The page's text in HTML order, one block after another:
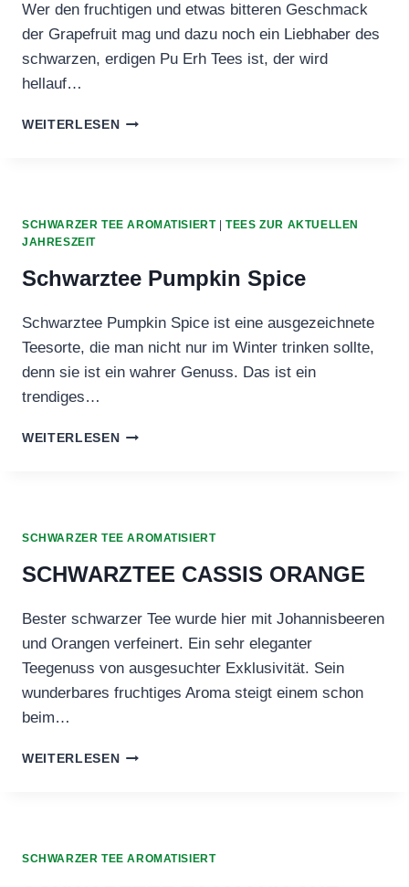
Wer den fruchtigen und etwas bitteren Geschmack
der Grapefruit mag und dazu noch ein Liebhaber des
schwarzen, erdigen Pu Erh Tees ist, der wird
hellauf…
WEITERLESENPU
SCHWARZER TEE AROMATISIERT|TEES ZUR AKTUELLEN
JAHRESZEIT
Schwarztee Pumpkin Spice
Schwarztee Pumpkin Spice ist eine ausgezeichnete
Teesorte, die man nicht nur im Winter trinken sollte,
denn sie ist ein wahrer Genuss. Das ist ein
trendiges…
WEITERLESENSCHWARZTEE
SCHWARZER TEE AROMATISIERT
SCHWARZTEE CASSIS ORANGE
Bester schwarzer Tee wurde hier mit Johannisbeeren
und Orangen verfeinert. Ein sehr eleganter
Teegenuss von ausgesuchter Exklusivität. Sein
wunderbares fruchtiges Aroma steigt einem schon
beim…
WEITERLESENSCHWARZTEE
SCHWARZER TEE AROMATISIERT